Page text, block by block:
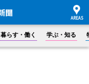
暮らす・働く 学ぶ・知る